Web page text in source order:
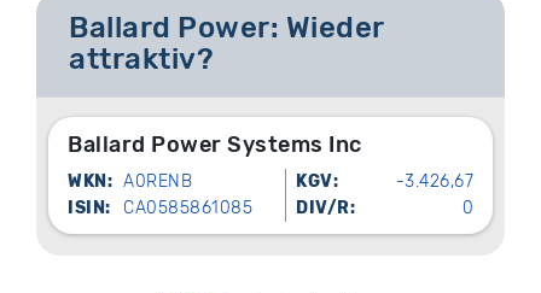
Ballard Power: Wieder
attraktiv?
Ballard Power Systems Inc
WKN: A0RENB KGV:
-3.426,67
ISIN:
CA0585861085 DIV/R: 0